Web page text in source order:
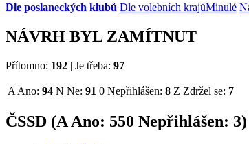
Dle poslaneckých klubů Dle volebních krajůMinulé
NÁVRH BYL ZAMÍTNUT
Přítomno: 192 | Je třeba: 97
A Ano: 94 N Ne: 91 0 Nepřihlášen: 8 Z Zdržel se: 7
ČSSD (AAno: 550 Nepřihlášen: 3)